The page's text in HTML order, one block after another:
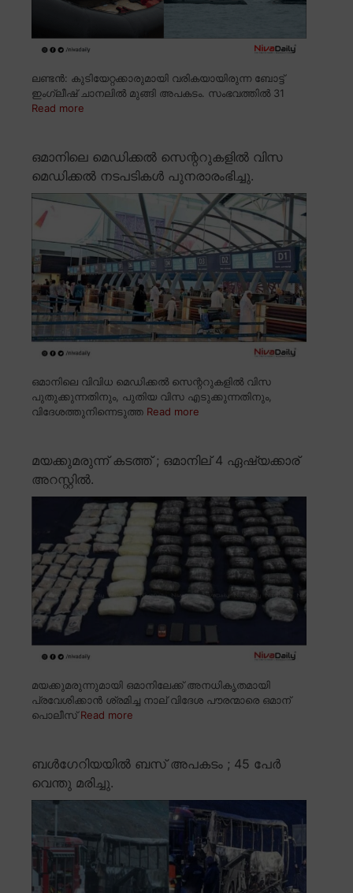
ലണ്ടൻ: കുടിയേറ്റക്കാരുമായി വരികയായിരുന്ന ബോട്ട്
ഇംഗ്ലീഷ് ചാനലിൽ മുങ്ങി അപകടം. സംഭവത്തിൽ 31
Read more
ഒമാനിലെ മെഡിക്കൽ സെന്ററുകളിൽ വിസ
മെഡിക്കൽ നടപടികൾ പുനരാരംഭിച്ചു.
ഒമാനിലെ വിവിധ മെഡിക്കൽ സെന്ററുകളിൽ വിസ
പുതുക്കുന്നതിനും, പുതിയ വിസ എടുക്കുന്നതിനും,
വിദേശത്തുനിന്നെടുത്ത Read more
മയക്കുമരുന്ന് കടത്ത് ; ഒമാനില് 4 ഏഷ്യക്കാര്
അറസ്റ്റിൽ.
മയക്കുമരുന്നുമായി ഒമാനിലേക്ക് അനധികൃതമായി
പ്രവേശിക്കാൻ ശ്രമിച്ച നാല് വിദേശ പൗരന്മാരെ ഒമാന്
പൊലീസ്Read more
ബൾഗേറിയയിൽ ബസ് അപകടം ; 45 പേർ
വെന്തു മരിച്ചു.